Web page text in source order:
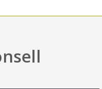
Utilitats